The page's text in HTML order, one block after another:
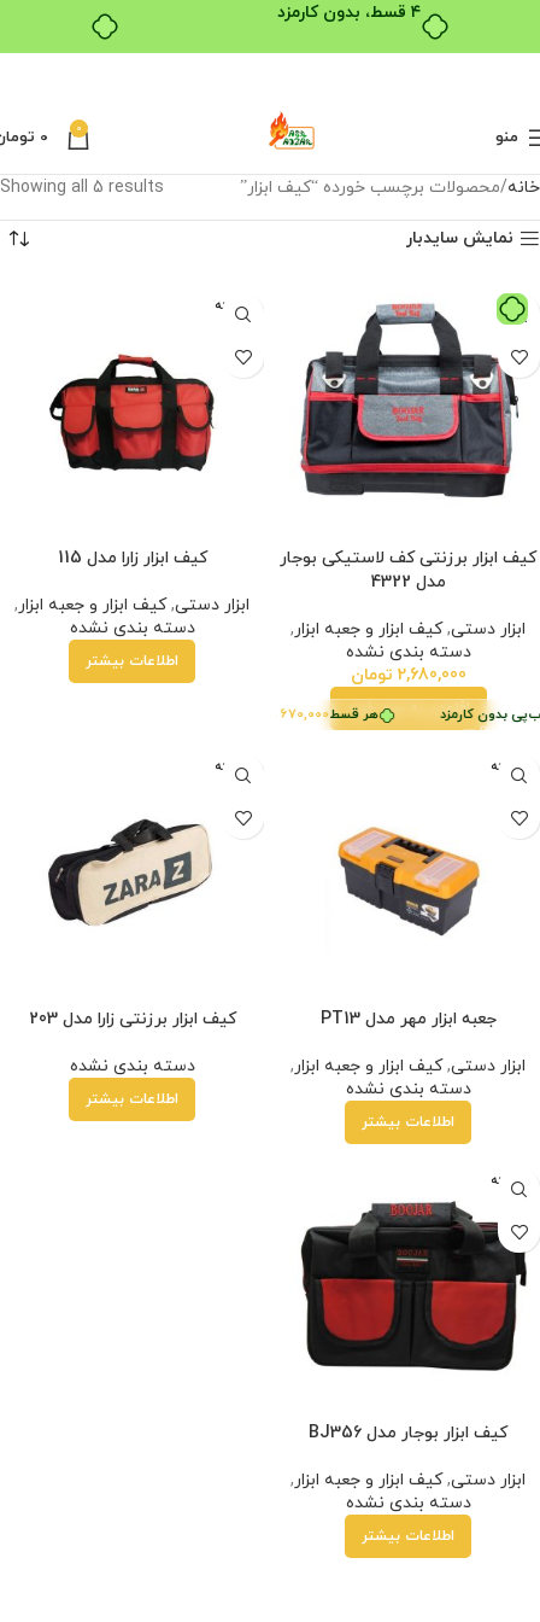
۴ قسط، بدون کارمزد
منو 0
0
خانه محصولات برچسب خورده “کیف ابزار” Showing all 5 results
نمایش سایدبار
هر قسط670,000تومان بدون کارمزد
کیف ابزار برزنتی کف لاستیکی بوجار
مدل 4322
ابزار دستی,کیف ابزار و جعبه ابزار,
دسته بندی نشده
2,680,000 تومان
افزودن به سبد خرید
فروخته
شده
کیف ابزار زارا مدل 115
ابزار دستی,کیف ابزار و جعبه ابزار,
دسته بندی نشده
اطلاعات بیشتر
فروخته
شده
جعبه ابزار مهر مدل PT13
ابزار دستی,کیف ابزار و جعبه ابزار,
دسته بندی نشده
اطلاعات بیشتر
فروخته
شده
کیف ابزار برزنتی زارا مدل 203
دسته بندی نشده
اطلاعات بیشتر
فروخته
شده
کیف ابزار بوجار مدل BJ356
ابزار دستی,کیف ابزار و جعبه ابزار,
دسته بندی نشده
اطلاعات بیشتر